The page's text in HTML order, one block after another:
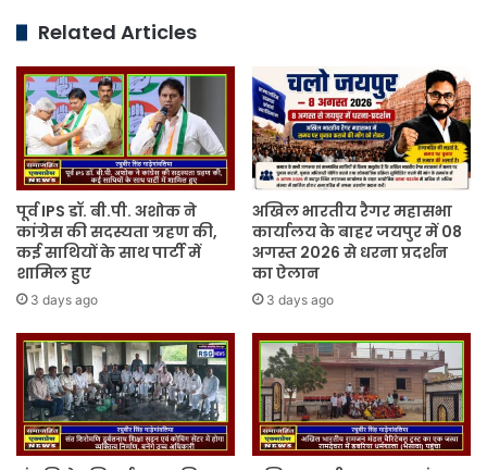
Related Articles
पूर्व IPS डॉ. बी.पी. अशोक ने
कांग्रेस की सदस्यता ग्रहण की,
कई साथियों के साथ पार्टी में
शामिल हुए
3 days ago
अखिल भारतीय रैगर महासभा
कार्यालय के बाहर जयपुर में 08
अगस्त 2026 से धरना प्रदर्शन
का ऐलान
3 days ago